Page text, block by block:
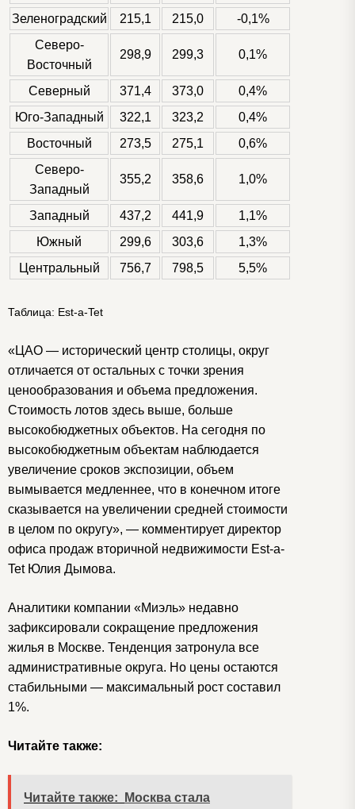
Зеленоградский
215,1 215,0
-0,1%
Северо-
Восточный
298,9 299,3 0,1%
Северный 371,4 373,0
0,4%
Юго-Западный
322,1 323,2
0,4%
Восточный
273,5 275,1
0,6%
Северо-
Западный
355,2 358,6 1,0%
Западный 437,2 441,9
1,1%
Южный
299,6 303,6
1,3%
Центральный
756,7 798,5 5,5%
Таблица: Est-a-Tet
«ЦАО — исторический центр столицы, округ
отличается от остальных с точки зрения
ценообразования и объема предложения.
Стоимость лотов здесь выше, больше
высокобюджетных объектов. На сегодня по
высокобюджетным объектам наблюдается
увеличение сроков экспозиции, объем
вымывается медленнее, что в конечном итоге
сказывается на увеличении средней стоимости
в целом по округу», — комментирует директор
офиса продаж вторичной недвижимости Est-a-
Tet Юлия Дымова.
Аналитики компании «Миэль» недавно
зафиксировали сокращение предложения
жилья в Москве. Тенденция затронула все
административные округа. Но цены остаются
стабильными — максимальный рост составил
1%.
Читайте также:
Читайте также: Москва стала